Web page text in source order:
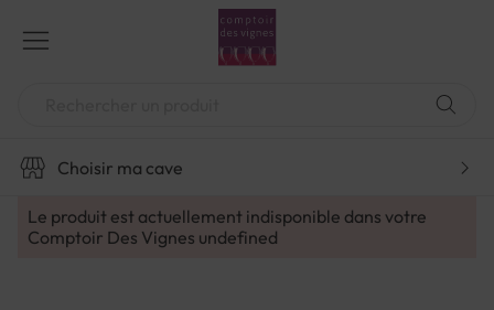
contenu
Choisir ma cave
Le produit est actuellement indisponible dans votre
Comptoir Des Vignes undefined